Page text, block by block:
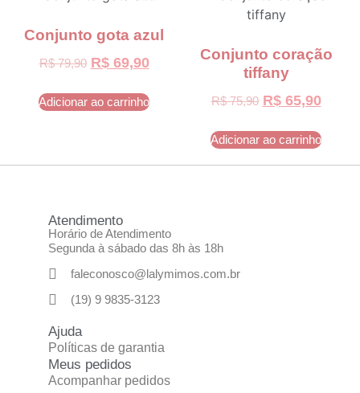
Conjunto gota azul
R$79,90 R$69,90
Adicionar ao carrinho
Conjunto coração
tiffany
R$75,90 R$65,90
Adicionar ao carrinho
Atendimento
Horário de Atendimento
Segunda à sábado das 8h às 18h
faleconosco@lalymimos.com.br
(19) 9 9835-3123
Ajuda
Políticas de garantia
Meus pedidos
Acompanhar pedidos